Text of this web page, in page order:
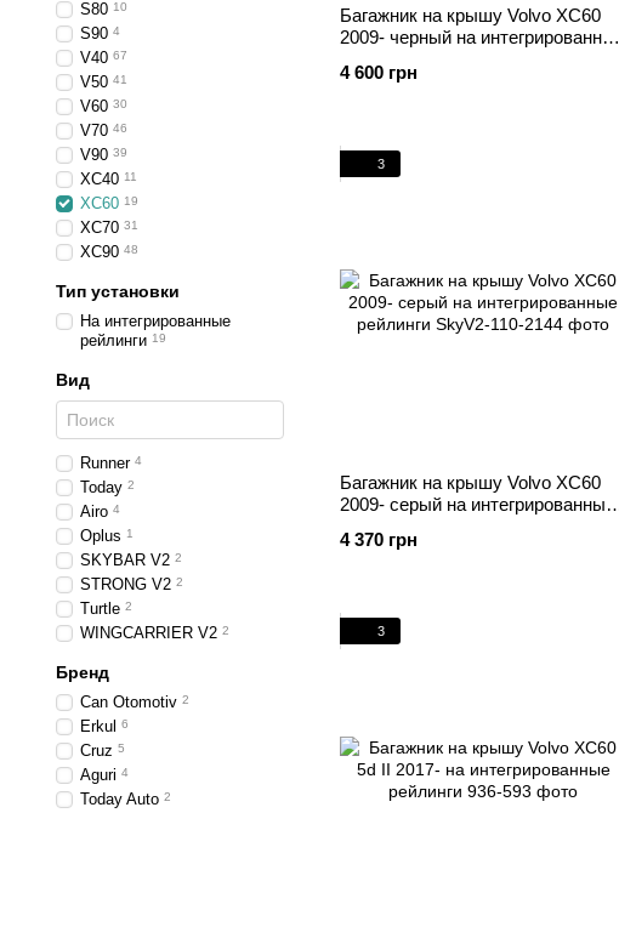
Багажник на крышу Volvo XC60
2009- черный на интегрированные
4 600 грн
3
Багажник на крышу Volvo XC60
2009- серый на интегрированные
4 370 грн
3
S80 10
S90 4
V40 67
V50 41
V60 30
V70 46
V90 39
XC40 11
XC60 19
XC70 31
XC90 48
Тип установки
На интегрированные
рейлинги 19
Вид
Runner 4
Today 2
Airo 4
Oplus 1
SKYBAR V2 2
STRONG V2 2
Turtle 2
WINGCARRIER V2 2
Бренд
Can Otomotiv 2
Erkul 6
Cruz 5
Aguri 4
Today Auto 2